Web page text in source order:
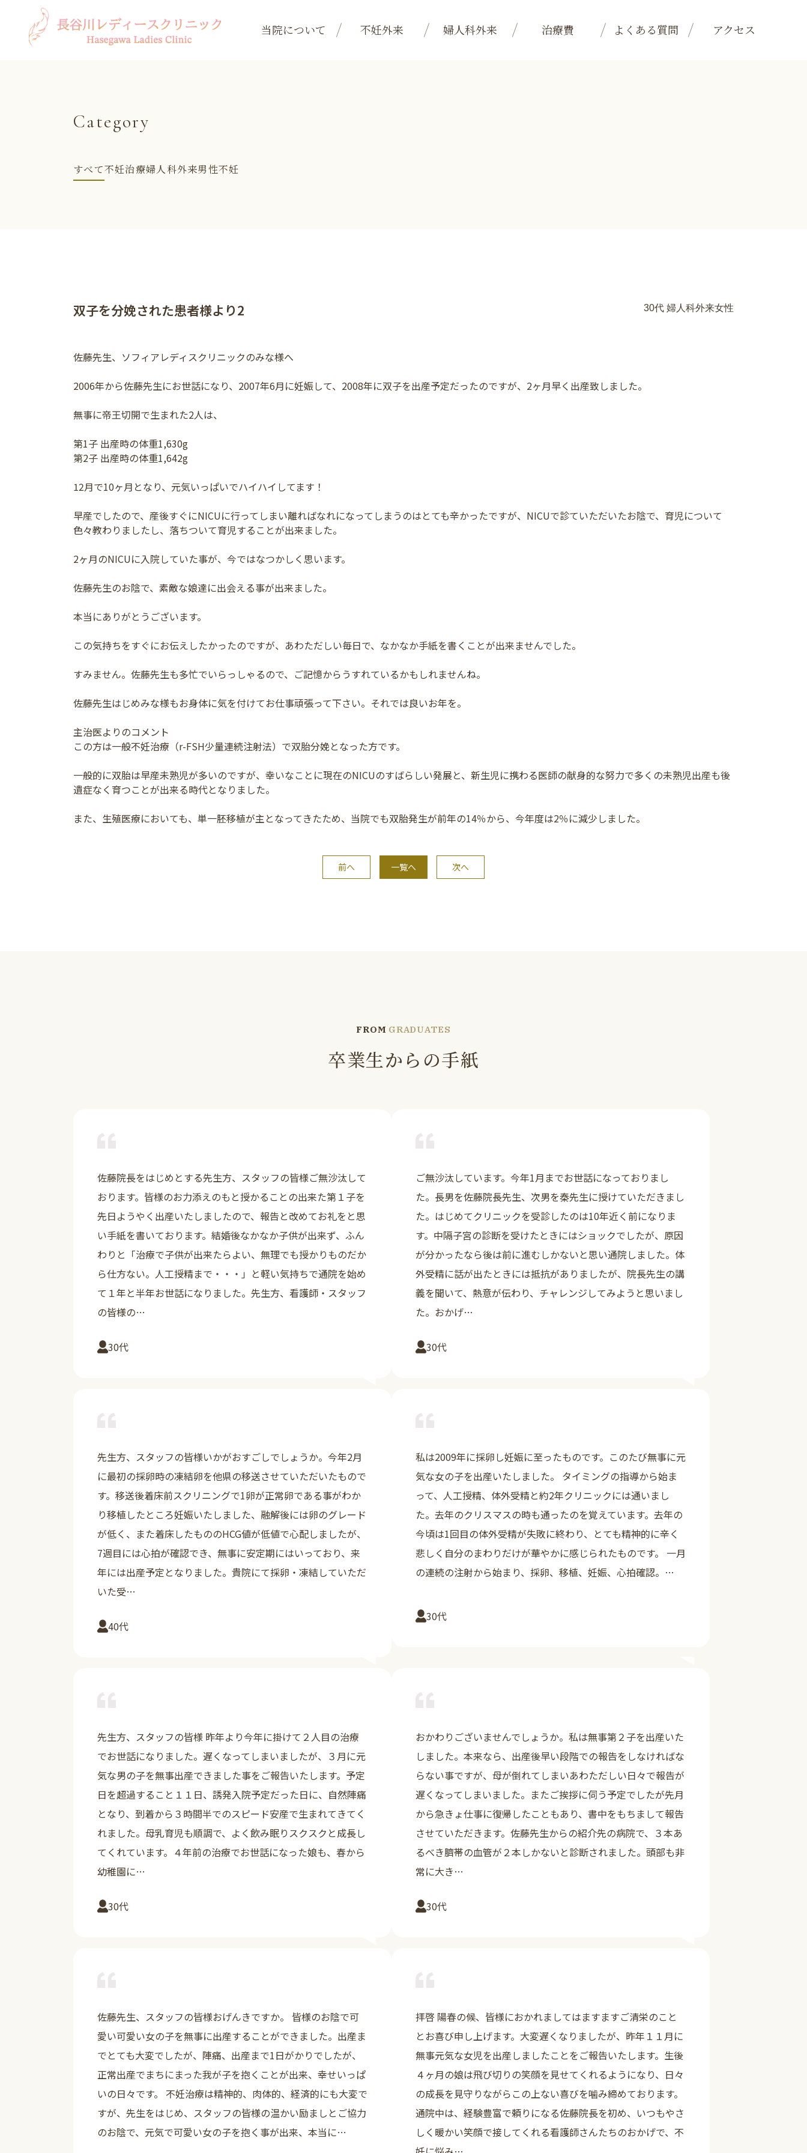
当院について 不妊外来 婦人科外来 治療費 よくある質問 アクセス
Category
すべて不妊治療婦人科外来男性不妊
双子を分娩された患者様より2 30代 婦人科外来女性
佐藤先生、ソフィアレディスクリニックのみな様へ
2006年から佐藤先生にお世話になり、2007年6月に妊娠して、2008年に双子を出産予定だったのですが、2ヶ月早く出産致しました。
無事に帝王切開で生まれた2人は、
第1子 出産時の体重1,630g
第2子 出産時の体重1,642g
12月で10ヶ月となり、元気いっぱいでハイハイしてます！
早産でしたので、産後すぐにNICUに行ってしまい離ればなれになってしまうのはとても辛かったですが、NICUで診ていただいたお陰で、育児について
色々教わりましたし、落ちついて育児することが出来ました。
2ヶ月のNICUに入院していた事が、今ではなつかしく思います。
佐藤先生のお陰で、素敵な娘達に出会える事が出来ました。
本当にありがとうございます。
この気持ちをすぐにお伝えしたかったのですが、あわただしい毎日で、なかなか手紙を書くことが出来ませんでした。
すみません。佐藤先生も多忙でいらっしゃるので、ご記憶からうすれているかもしれませんね。
佐藤先生はじめみな様もお身体に気を付けてお仕事頑張って下さい。それでは良いお年を。
主治医よりのコメント
この方は一般不妊治療（r-FSH少量連続注射法）で双胎分娩となった方です。
一般的に双胎は早産未熟児が多いのですが、幸いなことに現在のNICUのすばらしい発展と、新生児に携わる医師の献身的な努力で多くの未熟児出産も後
遺症なく育つことが出来る時代となりました。
また、生殖医療においても、単一胚移植が主となってきたため、当院でも双胎発生が前年の14％から、今年度は2％に減少しました。
前へ 一覧へ 次へ
FROM GRADUATES
卒業生からの手紙
佐藤院長をはじめとする先生方、スタッフの皆様ご無沙汰して
おります。皆様のお力添えのもと授かることの出来た第１子を
先日ようやく出産いたしましたので、報告と改めてお礼をと思
い手紙を書いております。結婚後なかなか子供が出来ず、ふん
わりと「治療で子供が出来たらよい、無理でも授かりものだか
ら仕方ない。人工授精まで・・・」と軽い気持ちで通院を始め
て１年と半年お世話になりました。先生方、看護師・スタッフ
の皆様の…
30代
ご無沙汰しています。今年1月までお世話になっておりまし
た。長男を佐藤院長先生、次男を秦先生に授けていただきまし
た。はじめてクリニックを受診したのは10年近く前になりま
す。中隔子宮の診断を受けたときにはショックでしたが、原因
が分かったなら後は前に進むしかないと思い通院しました。体
外受精に話が出たときには抵抗がありましたが、院長先生の講
義を聞いて、熱意が伝わり、チャレンジしてみようと思いまし
た。おかげ…
30代
先生方、スタッフの皆様いかがおすごしでしょうか。今年2月
に最初の採卵時の凍結卵を他県の移送させていただいたもので
す。移送後着床前スクリニングで1卵が正常卵である事がわか
り移植したところ妊娠いたしました、融解後には卵のグレード
が低く、また着床したもののHCG値が低値で心配しましたが、
7週目には心拍が確認でき、無事に安定期にはいっており、来
年には出産予定となりました。貴院にて採卵・凍結していただ
いた受…
40代
私は2009年に採卵し妊娠に至ったものです。このたび無事に元
気な女の子を出産いたしました。 タイミングの指導から始ま
って、人工授精、体外受精と約2年クリニックには通いまし
た。去年のクリスマスの時も通ったのを覚えています。去年の
今頃は1回目の体外受精が失敗に終わり、とても精神的に辛く
悲しく自分のまわりだけが華やかに感じられたものです。 一月
の連続の注射から始まり、採卵、移植、妊娠、心拍確認。…
30代
先生方、スタッフの皆様 昨年より今年に掛けて２人目の治療
でお世話になりました。遅くなってしまいましたが、３月に元
気な男の子を無事出産できました事をご報告いたします。予定
日を超過すること１１日、誘発入院予定だった日に、自然陣痛
となり、到着から３時間半でのスピード安産で生まれてきてく
れました。母乳育児も順調で、よく飲み眠りスクスクと成長し
てくれています。４年前の治療でお世話になった娘も、春から
幼稚園に…
30代
おかわりございませんでしょうか。私は無事第２子を出産いた
しました。本来なら、出産後早い段階での報告をしなければな
らない事ですが、母が倒れてしまいあわただしい日々で報告が
遅くなってしまいました。またご挨拶に伺う予定でしたが先月
から急きょ仕事に復帰したこともあり、書中をもちまして報告
させていただきます。佐藤先生からの紹介先の病院で、３本あ
るべき臍帯の血管が２本しかないと診断されました。頭部も非
常に大き…
30代
佐藤先生、スタッフの皆様おげんきですか。 皆様のお陰で可
愛い可愛い女の子を無事に出産することができました。出産ま
でとても大変でしたが、陣痛、出産まで1日がかりでしたが、
正常出産でまちにまった我が子を抱くことが出来、幸せいっぱ
いの日々です。 不妊治療は精神的、肉体的、経済的にも大変で
すが、先生をはじめ、スタッフの皆様の温かい励ましとご協力
のお陰で、元気で可愛い女の子を抱く事が出来、本当に…
拝啓 陽春の候、皆様におかれましてはますますご清栄のこと
とお喜び申し上げます。大変遅くなりましたが、昨年１１月に
無事元気な女児を出産しましたことをご報告いたします。生後
４ヶ月の娘は飛び切りの笑顔を見せてくれるようになり、日々
の成長を見守りながらこの上ない喜びを噛み締めております。
通院中は、経験豊富で頼りになる佐藤院長を初め、いつもやさ
しく暖かい笑顔で接してくれる看護師さんたちのおかげで、不